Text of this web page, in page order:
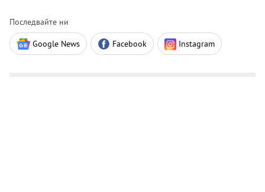
Последвайте ни
Google News Facebook Instagram